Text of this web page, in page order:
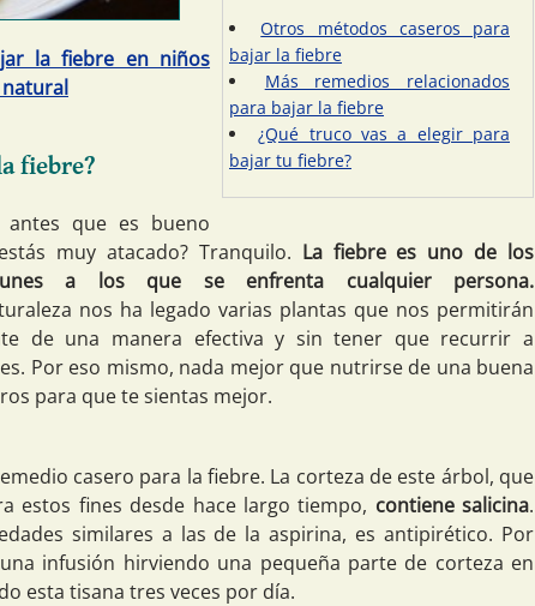
Otros métodos caseros para
bajar la fiebre
Más remedios relacionados
para bajar la fiebre
¿Qué truco vas a elegir para
bajar tu fiebre?
la fiebre en niños
fiebre?
antes que es bueno
muy atacado? Tranquilo. La fiebre es uno de los
a los que se enfrenta cualquier persona.
nos ha legado varias plantas que nos permitirán
de una manera efectiva y sin tener que recurrir a
Por eso mismo, nada mejor que nutrirse de una buena
para que te sientas mejor.
casero para la fiebre. La corteza de este árbol, que
estos fines desde hace largo tiempo, contiene salicina.
similares a las de la aspirina, es antipirético. Por
infusión hirviendo una pequeña parte de corteza en
esta tisana tres veces por día.